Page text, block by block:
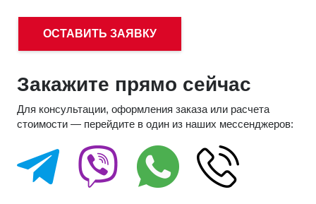
ОСТАВИТЬ ЗАЯВКУ
Закажите прямо сейчас
Для консультации, оформления заказа или расчета
стоимости — перейдите в один из наших мессенджеров: